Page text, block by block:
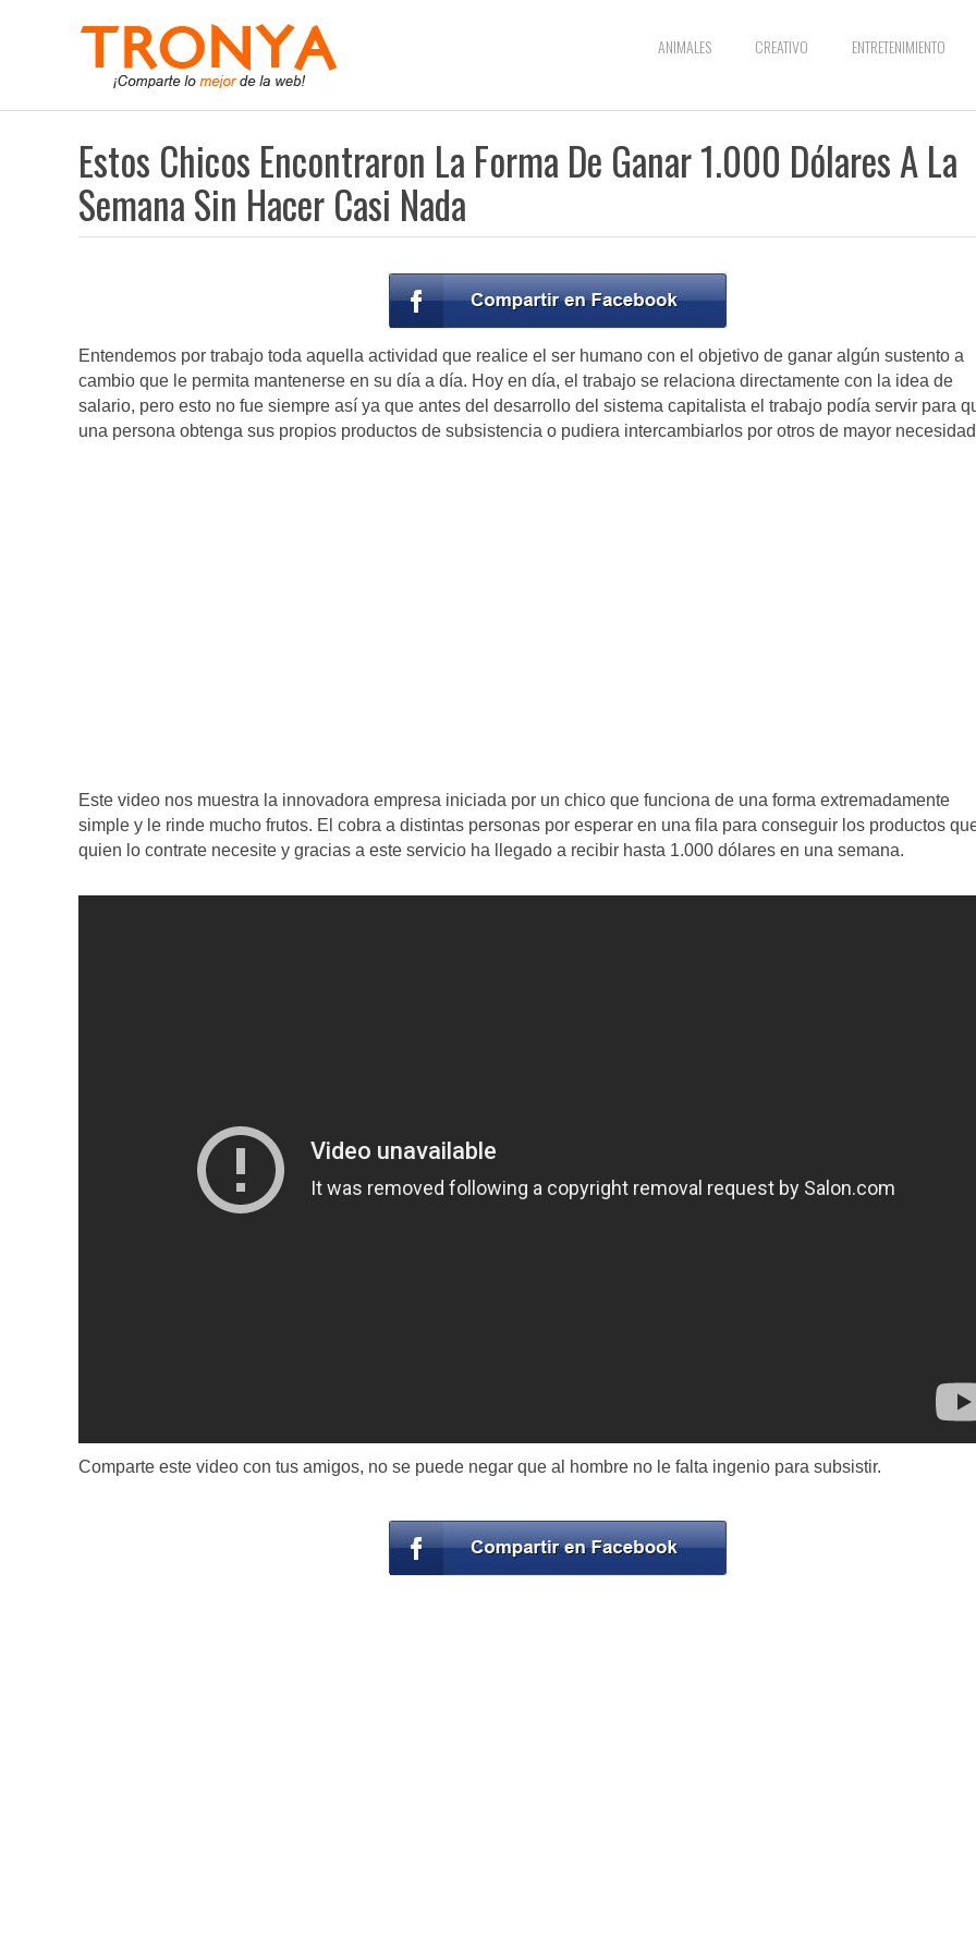
ANIMALES CREATIVO ENTRETENIMIENTO
Estos Chicos Encontraron La Forma De Ganar 1.000 Dólares A La
Semana Sin Hacer Casi Nada
Entendemos por trabajo toda aquella actividad que realice el ser humano con el objetivo de ganar algún sustento a
cambio que le permita mantenerse en su día a día. Hoy en día, el trabajo se relaciona directamente con la idea de
salario, pero esto no fue siempre así ya que antes del desarrollo del sistema capitalista el trabajo podía servir para
una persona obtenga sus propios productos de subsistencia o pudiera intercambiarlos por otros de mayor necesidad
Este video nos muestra la innovadora empresa iniciada por un chico que funciona de una forma extremadamente
simple y le rinde mucho frutos. El cobra a distintas personas por esperar en una fila para conseguir los productos
quien lo contrate necesite y gracias a este servicio ha llegado a recibir hasta 1.000 dólares en una semana.
Comparte este video con tus amigos, no se puede negar que al hombre no le falta ingenio para subsistir.